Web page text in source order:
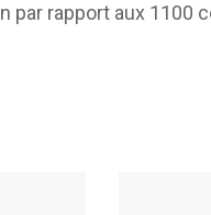
par rapport aux 1100